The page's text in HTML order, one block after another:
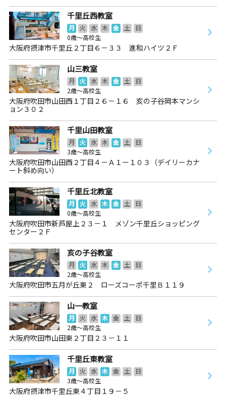
千里丘西教室
月 火 水 木 金 土
日
0歳～高校生
大阪府摂津市千里丘２丁目６－３３ 進和ハイツ２Ｆ
山三教室
月 火 水 木 金 土
日
2歳～高校生
大阪府吹田市山田西１丁目２６－１６ 亥の子谷岡本マンシ
ョン３０２
千里山田教室
月 火 水 木 金 土
日
3歳～高校生
大阪府吹田市山田西２丁目４－Ａ１ー１０３（デイリーカナ
ート斜め向い）
千里丘北教室
月 火 水 木 金 土
日
0歳～高校生
大阪府吹田市新芦屋上２３－１ メゾン千里丘ショッピング
センター２Ｆ
亥の子谷教室
月 火 水 木 金 土
日
2歳～高校生
大阪府吹田市五月が丘東２ ローズコーポ千里Ｂ１１９
山一教室
月 火 水 木 金 土
日
2歳～高校生
大阪府吹田市山田東２丁目２３－１１
千里丘東教室
月 火 水 木 金 土
日
3歳～高校生
大阪府摂津市千里丘東４丁目１９－５